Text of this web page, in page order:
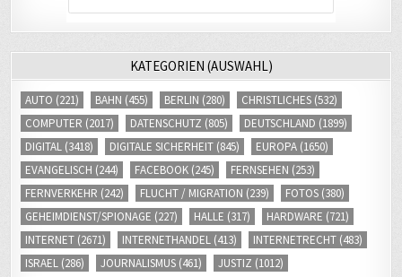
KATEGORIEN (AUSWAHL)
AUTO (221) BAHN (455) BERLIN (280) CHRISTLICHES (532)
COMPUTER (2017) DATENSCHUTZ (805) DEUTSCHLAND (1899)
DIGITAL (3418) DIGITALE SICHERHEIT (845) EUROPA (1650)
EVANGELISCH (244) FACEBOOK (245) FERNSEHEN (253)
FERNVERKEHR (242) FLUCHT / MIGRATION (239) FOTOS (380)
GEHEIMDIENST/SPIONAGE (227) HALLE (317) HARDWARE (721)
INTERNET (2671) INTERNETHANDEL (413) INTERNETRECHT (483)
ISRAEL (286) JOURNALISMUS (461) JUSTIZ (1012)